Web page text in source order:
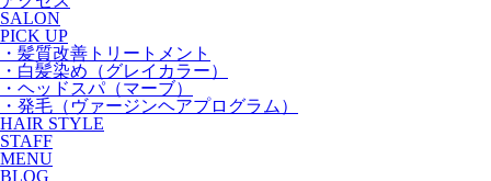
SALON
PICK UP
・髪質改善トリートメント
・白髪染め（グレイカラー）
・ヘッドスパ（マーブ）
・発毛（ヴァージンヘアプログラム）
HAIR STYLE
STAFF
MENU
BLOG